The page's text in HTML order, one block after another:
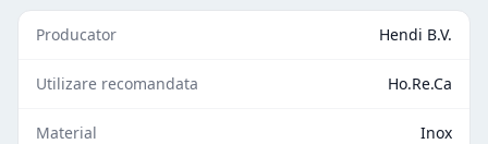
Producator Hendi B.V.
Utilizare recomandata Ho.Re.Ca
Material Inox